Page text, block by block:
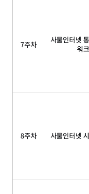
7주차
사물인터넷
워크
8주차 사물인터넷